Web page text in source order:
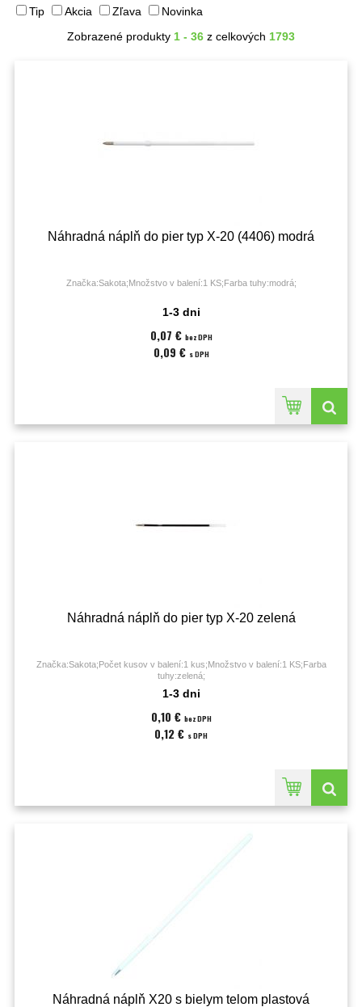
Tip Akcia Zľava
Novinka
Zobrazené produkty 1 - 36 z celkových 1793
Náhradná náplň do pier typ X-20 (4406) modrá
Značka:Sakota;Množstvo v balení:1 KS;Farba tuhy:modrá;
1-3 dni
0,07 € bez DPH
0,09 € s DPH
Náhradná náplň do pier typ X-20 zelená
Značka:Sakota;Počet kusov v balení:1 kus;Množstvo v balení:1 KS;Farba
tuhy:zelená;
1-3 dni
0,10 € bez DPH
0,12 € s DPH
Náhradná náplň X20 s bielym telom plastová